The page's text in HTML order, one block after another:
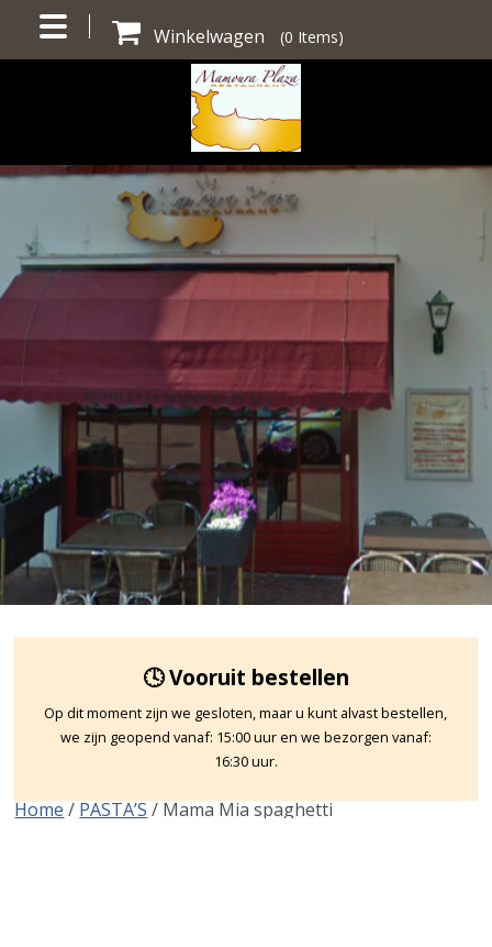
Winkelwagen (0 Items)
🕓 Vooruit bestellen
Op dit moment zijn we gesloten, maar u kunt alvast bestellen,
we zijn geopend vanaf: 15:00 uur en we bezorgen vanaf:
16:30 uur.
Home / PASTA’S / Mama Mia spaghetti